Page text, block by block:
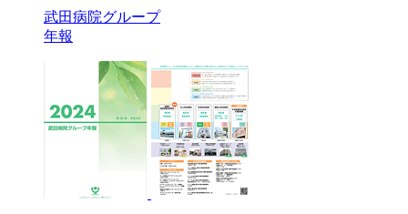
武田病院グループ
年報